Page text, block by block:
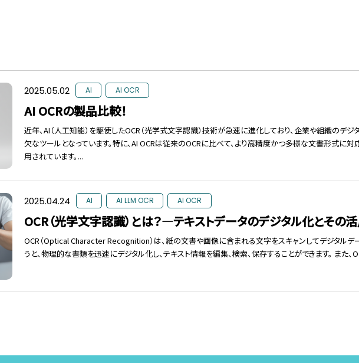
2025.05.02 AI AI OCR
AI OCRの製品比較！
近年、AI（人工知能）を駆使したOCR（光学式文字認識）技術が急速に進化しており、企業や組織のデジ
欠なツールとなっています。特に、AI OCRは従来のOCRに比べて、より高精度かつ多様な文書形式に
用されています。...
2025.04.24 AI AI LLM OCR AI OCR
OCR（光学文字認識）とは？—テキストデータのデジタル化とその
OCR（Optical Character Recognition）は、紙の文書や画像に含まれる文字をスキャンしてデジタルデ
うと、物理的な書類を迅速にデジタル化し、テキスト情報を編集、検索、保存することができます。 また、